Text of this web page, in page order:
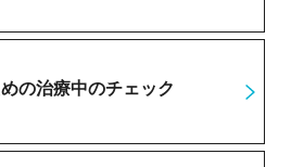
の治療中のチェック